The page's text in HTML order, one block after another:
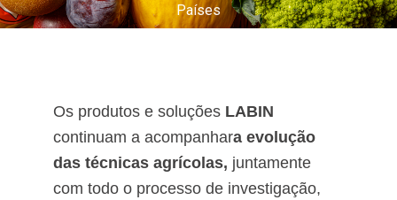
Países
Os produtos e soluções LABIN
continuam a acompanhara evolução
das técnicas agrícolas, juntamente
com todo o processo de investigação,